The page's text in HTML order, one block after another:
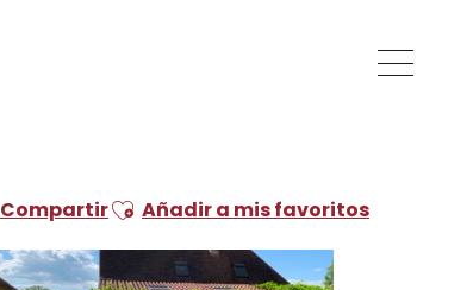
CompartirAjouter aux favoris
Añadir a mis favoritos